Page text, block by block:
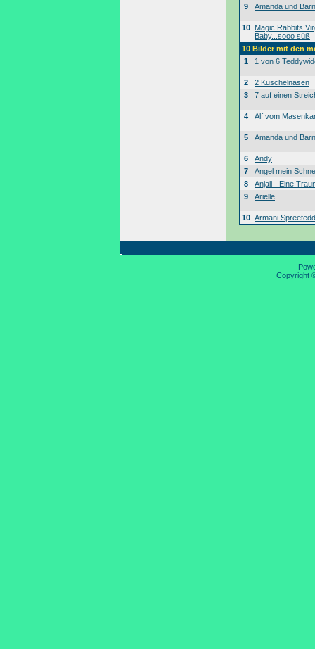
9
Amanda und
10 Magic Rabbits
Baby...sooo süß
10 Bilder mit den
1
1 von 6
2
2 Kuschelnasen
3
7 auf einen
4 Alf vom
5 Amanda und
6
Andy
7
Angel mein
8
Anjali - Eine
9
Arielle
10 Armani
Copyright